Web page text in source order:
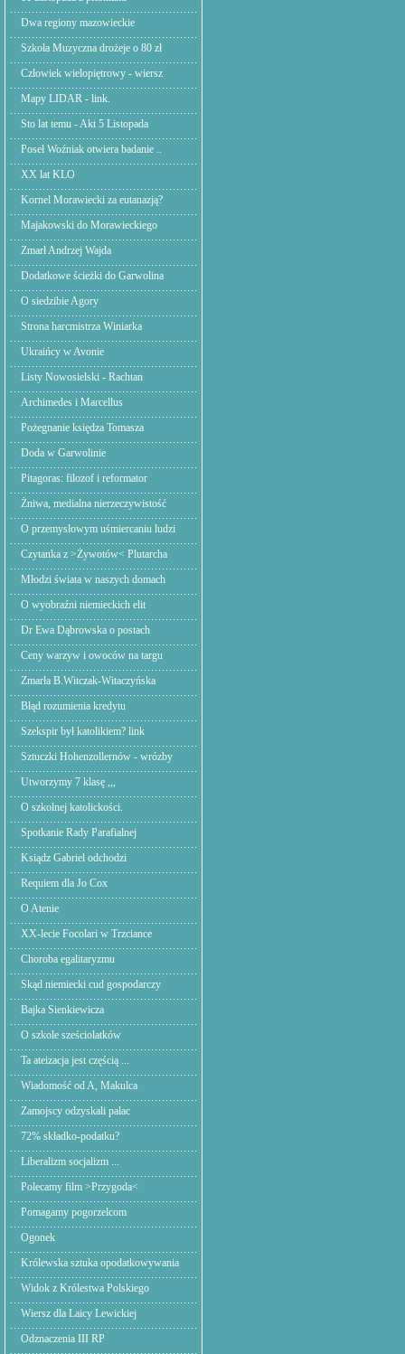
Dwa regiony mazowieckie
Szkoła Muzyczna drożeje o 80 zł
Człowiek wielopiętrowy - wiersz
Mapy LIDAR - link.
Sto lat temu - Akt 5 Listopada
Poseł Woźniak otwiera badanie ..
XX lat KLO
Kornel Morawiecki za eutanazją?
Majakowski do Morawieckiego
Zmarł Andrzej Wajda
Dodatkowe ścieżki do Garwolina
O siedzibie Agory
Strona harcmistrza Winiarka
Ukraińcy w Avonie
Listy Nowosielski - Rachtan
Archimedes i Marcellus
Pożegnanie księdza Tomasza
Doda w Garwolinie
Pitagoras: filozof i reformator
Żniwa, medialna nierzeczywistość
O przemysłowym uśmiercaniu ludzi
Czytanka z >Żywotów< Plutarcha
Młodzi świata w naszych domach
O wyobraźni niemieckich elit
Dr Ewa Dąbrowska o postach
Ceny warzyw i owoców na targu
Zmarła B.Witczak-Witaczyńska
Błąd rozumienia kredytu
Szekspir był katolikiem? link
Sztuczki Hohenzollernów - wrózby
Utworzymy 7 klasę ,,,
O szkolnej katolickości.
Spotkanie Rady Parafialnej
Ksiądz Gabriel odchodzi
Requiem dla Jo Cox
O Atenie
XX-lecie Focolari w Trzciance
Choroba egalitaryzmu
Skąd niemiecki cud gospodarczy
Bajka Sienkiewicza
O szkole sześciolatków
Ta ateizacja jest częścią ...
Wiadomość od A, Makulca
Zamojscy odzyskali pałac
72% składko-podatku?
Liberalizm socjalizm ...
Polecamy film >Przygoda<
Pomagamy pogorzelcom
Ogonek
Królewska sztuka opodatkowywania
Widok z Królestwa Polskiego
Wiersz dla Laicy Lewickiej
Odznaczenia III RP